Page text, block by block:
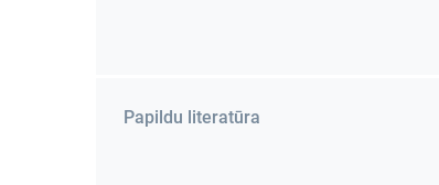
Papildu literatūra